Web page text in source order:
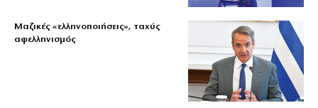
Μαζικές «ελληνοποιήσεις», ταχύς
αφελληνισμός